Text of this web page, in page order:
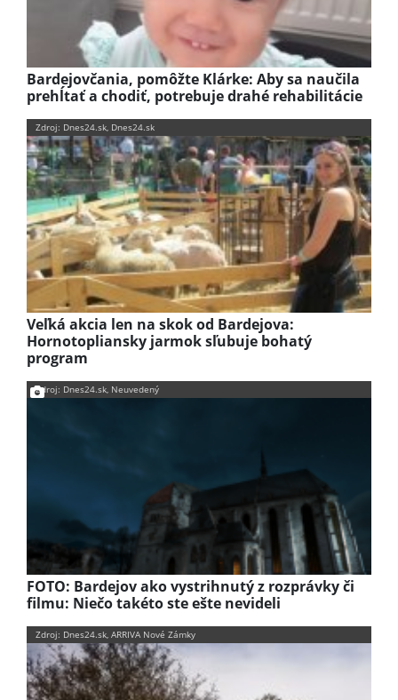
Bardejovčania, pomôžte Klárke: Aby sa naučila
prehĺtať a chodiť, potrebuje drahé rehabilitácie
Zdroj: Dnes24.sk, Dnes24.sk
Veľká akcia len na skok od Bardejova:
Hornotopliansky jarmok sľubuje bohatý
program
Zdroj: Dnes24.sk, Neuvedený
FOTO: Bardejov ako vystrihnutý z rozprávky či
filmu: Niečo takéto ste ešte nevideli
Zdroj: Dnes24.sk, ARRIVA Nové Zámky